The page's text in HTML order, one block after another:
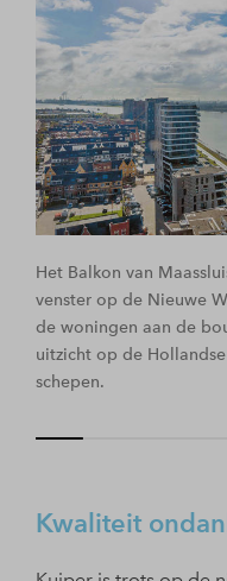
Het Balkon van
venster op de Nieuwe
de woningen aan de
uitzicht op de
schepen.
Kwaliteit